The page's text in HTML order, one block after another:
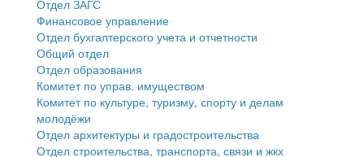
Государственные услуги
Промышленность и АПК
Экономика и бизнес
Символика
Устав
Гостям округа
Туризм
муниципального округа Тверской области
Администрация Кашинского муниципального округа
Тверской области
Управление сельскими территориями
Финансовое управление
Бюджет для граждан
Имущество
Выявление правообладателей ранее учтенных
Отдел ЗАГС
Финансовое управление
Отдел бухгалтерского учета и отчетности
Общий отдел
Отдел образования
Комитет по управ. имуществом
Комитет по культуре, туризму, спорту и делам
молодёжи
Отдел архитектуры и градостроительства
Отдел строительства, транспорта, связи и жкх